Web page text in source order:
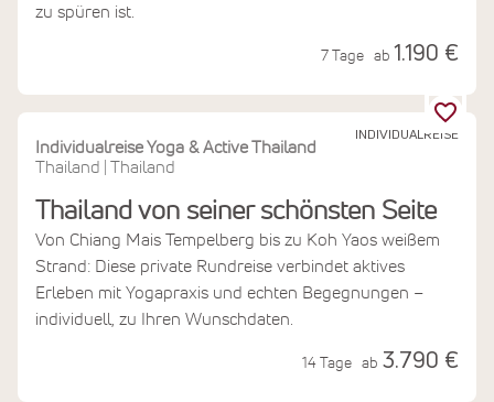
zu spüren ist.
7 Tage ab 1.190 €
INDIVIDUALREISE
Individualreise Yoga & Active Thailand
Thailand
Thailand
Thailand von seiner schönsten Seite
Von Chiang Mais Tempelberg bis zu Koh Yaos weißem
Strand: Diese private Rundreise verbindet aktives
Erleben mit Yogapraxis und echten Begegnungen –
individuell, zu Ihren Wunschdaten.
14 Tage ab 3.790 €